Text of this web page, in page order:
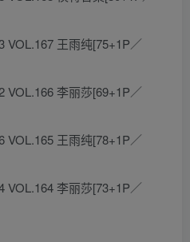
VOL.167 王雨纯[75+1P／
VOL.166 李丽莎[69+1P／
VOL.165 王雨纯[78+1P／
VOL.164 李丽莎[73+1P／